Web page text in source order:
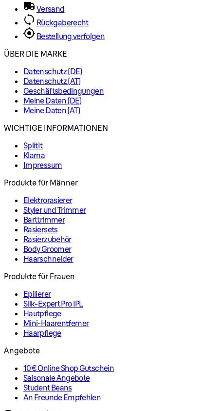
Versand
Rückgaberecht
Bestellung verfolgen
ÜBER DIE MARKE
Datenschutz (DE)
Datenschutz (AT)
Geschäftsbedingungen
Meine Daten (DE)
Meine Daten (AT)
WICHTIGE INFORMATIONEN
SplitIt
Klarna
Impressum
Produkte für Männer
Elektrorasierer
Styler und Trimmer
Barttrimmer
Rasiersets
Rasierzubehör
Body Groomer
Haarschneider
Produkte für Frauen
Epilierer
Silk-Expert Pro IPL
Hautpflege
Mini-Haarentferner
Haarpflege
Angebote
10€ Online Shop Gutschein
Saisonale Angebote
Student Beans
An Freunde Empfehlen